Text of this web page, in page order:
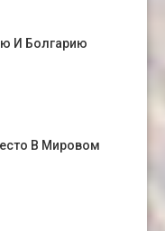
И Болгарию
В Мировом